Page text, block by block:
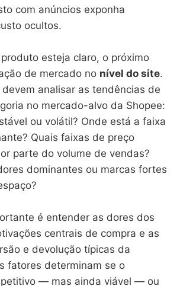
com anúncios exponha
ocultos.
esteja claro, o próximo
de mercado no nível do site.
analisar as tendências de
no mercado-alvo da Shopee:
ou volátil? Onde está a faixa
Quais faixas de preço
parte do volume de vendas?
dominantes ou marcas fortes
é entender as dores dos
centrais de compra e as
e devolução típicas da
fatores determinam se o
— mas ainda viável — ou